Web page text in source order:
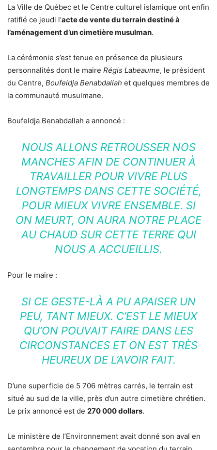
La Ville de Québec et le Centre culturel islamique ont enfin
ratifié ce jeudi l’acte de vente du terrain destiné à
l’aménagement d’un cimetière musulman.
La cérémonie s’est tenue en présence de plusieurs
personnalités dont le maire Régis Labeaume, le président
du Centre, Boufeldja Benabdallah et quelques membres de
la communauté musulmane.
Boufeldja Benabdallah a annoncé :
NOUS ALLONS RETROUSSER NOS
MANCHES AFIN DE CONTINUER À
TRAVAILLER POUR VIVRE PLUS
LONGTEMPS DANS CETTE SOCIÉTÉ,
POUR MIEUX VIVRE ENSEMBLE. SI
ON MEURT, ON AURA NOTRE PLACE
AU CHAUD SUR CETTE TERRE QUI
NOUS A ACCUEILLIS.
Pour le maire :
SI CE GESTE-LÀ A PU APAISER UN
PEU, TANT MIEUX. C’EST LE MIEUX
QU’ON POUVAIT FAIRE DANS LES
CIRCONSTANCES ET ON EST TRÈS
HEUREUX DE L’AVOIR FAIT.
D’une superficie de 5 706 mètres carrés, le terrain est
situé au sud de la ville, près d’un autre cimetière chrétien.
Le prix annoncé est de 270 000 dollars.
Le ministère de l’Environnement avait donné son aval en